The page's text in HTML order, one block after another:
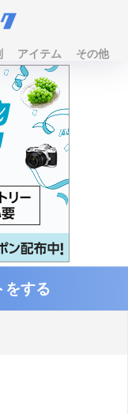
アイテム その他
をする